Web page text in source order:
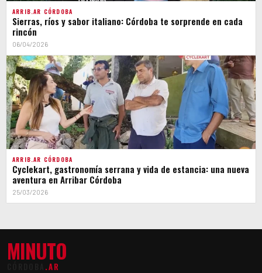
ARRIB.AR CÓRDOBA
Sierras, ríos y sabor italiano: Córdoba te sorprende en cada
rincón
06/04/2026
ARRIB.AR CÓRDOBA
Cyclekart, gastronomía serrana y vida de estancia: una nueva
aventura en Arribar Córdoba
25/03/2026
MINUTO
.AR